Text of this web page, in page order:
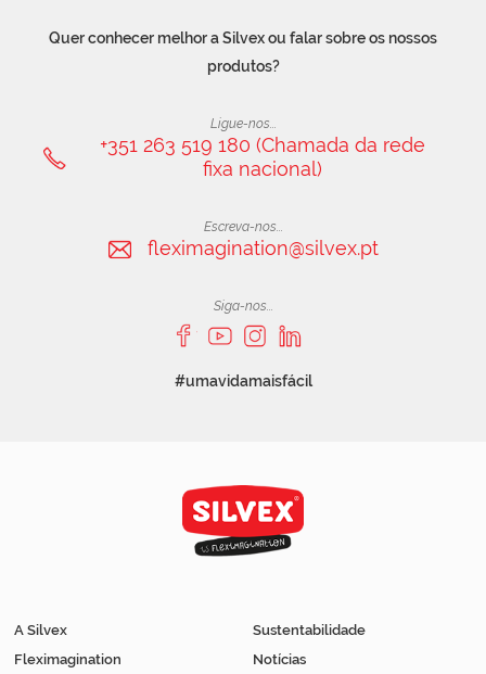
Quer conhecer melhor a Silvex ou falar sobre os nossos
produtos?
Ligue-nos...
+351 263 519 180 (Chamada da rede
fixa nacional)
Escreva-nos...
fleximagination@silvex.pt
Siga-nos...
#umavidamaisfácil
A Silvex
Fleximagination
Sustentabilidade
Notícias